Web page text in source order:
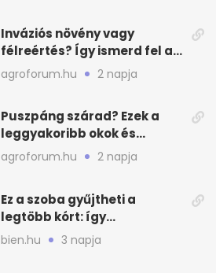
Inváziós növény vagy
félreértés? Így ismerd fel a
valódi kockázatot
agroforum.hu 2 napja
Puszpáng szárad? Ezek a
leggyakoribb okok és
teendők
agroforum.hu 2 napja
Ez a szoba gyűjtheti a
legtöbb kórt: így
mélytisztítsd otthon
bien.hu 3 napja